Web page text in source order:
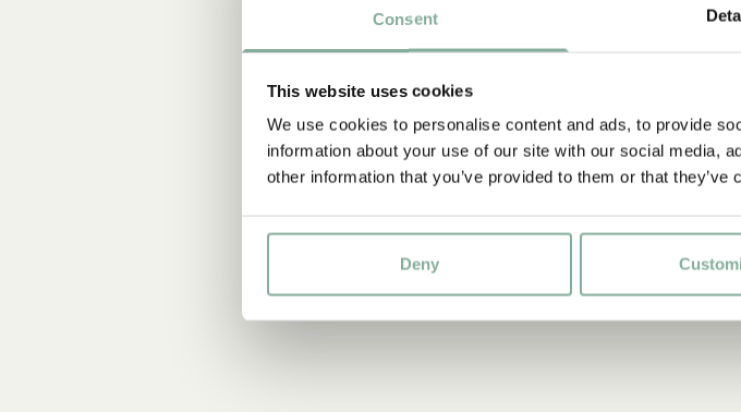
Consent
This website uses cookies
We use cookies to personalise content and ads, to provide
information about your use of our site with our social media,
other information that you’ve provided to them or that
Deny